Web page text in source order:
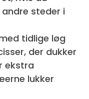
steder i
tidlige løg
der dukker
ekstra
lukker